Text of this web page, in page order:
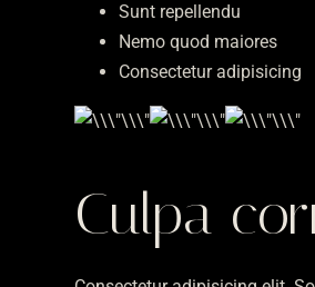
Sunt repellendu
Nemo quod maiores
Consectetur adipisicing
Culpa